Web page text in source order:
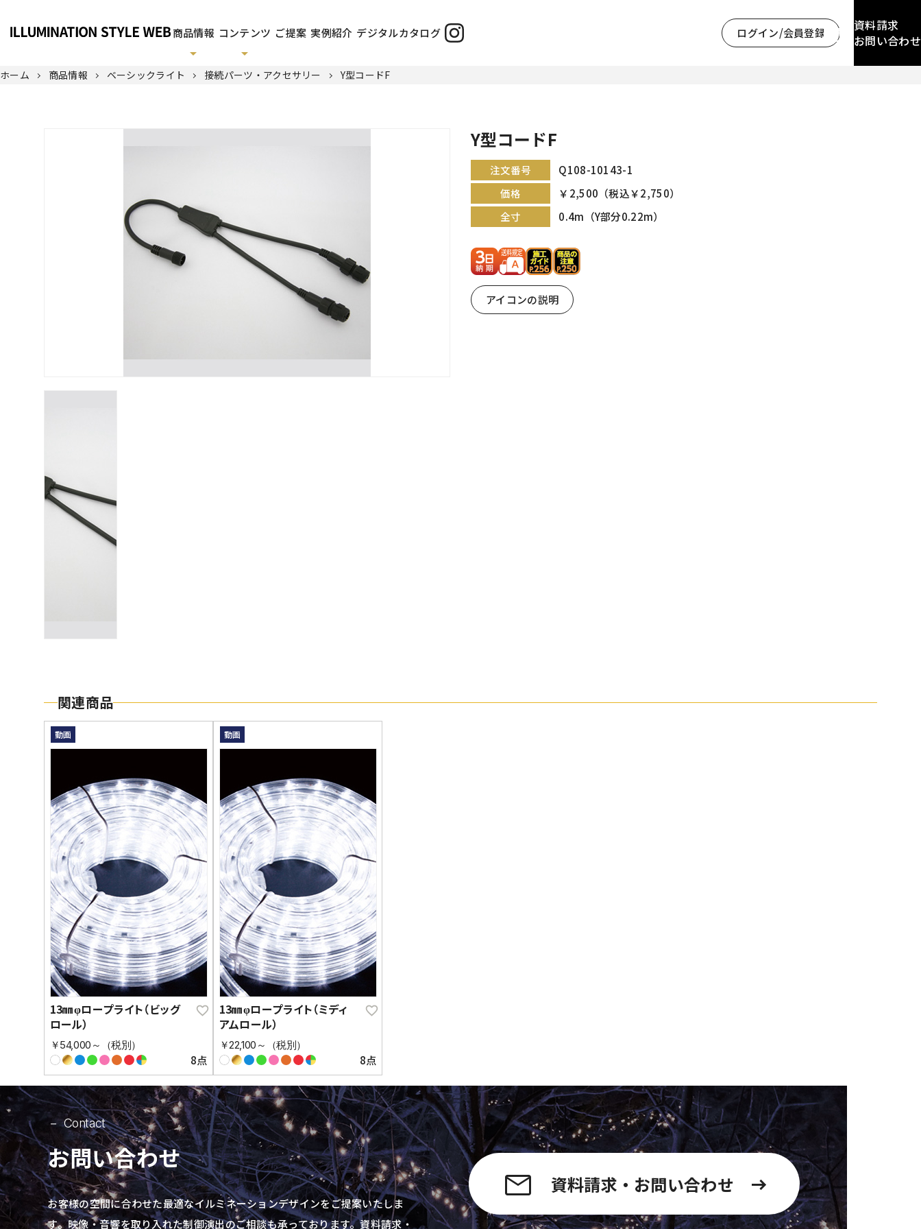
商品情報 コンテンツ ご提案 実例紹介 デジタルカタログ ログイン/会員登録
資料請求
お問い合わせ
ホーム 商品情報 ベーシックライト 接続パーツ・アクセサリー Y型コードF
Y型コードF
注文番号
Q108-10143-1
価格
￥2,500（税込￥2,750）
全寸
0.4m（Y部分0.22m）
アイコンの説明
関連商品
動画
13㎜φロープライト（ビッグ
ロール）
￥54,000～（税別）
8点
動画
13㎜φロープライト（ミディ
アムロール）
￥22,100～（税別）
8点
Contact
お問い合わせ
お客様の空間に合わせた最適なイルミネーションデザインをご提案いたしま
す。映像・音響を取り入れた制御演出のご相談も承っております。資料請求・
資料請求・お問い合わせ